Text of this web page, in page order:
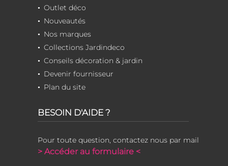
Outlet déco
Nouveautés
Nos marques
Collections Jardindeco
Conseils décoration & jardin
Devenir fournisseur
Plan du site
BESOIN D'AIDE ?
Pour toute question, contactez nous par mail
> Accéder au formulaire <